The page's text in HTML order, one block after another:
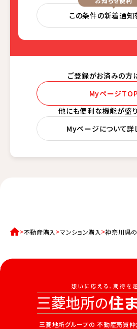
この条件の新着通知
他にも便利な機能が盛り
Myページについて詳
ご登録がお済みの方
MyページTOP
不動産購入 マンション購入 神奈川県
三菱地所グループの 不動産売買仲